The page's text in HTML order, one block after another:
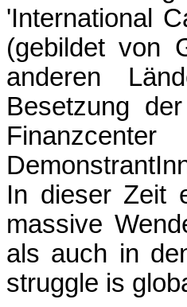
'International
(gebildet von
anderen
Besetzung
In dieser Zeit
massive
als auch in
struggle is